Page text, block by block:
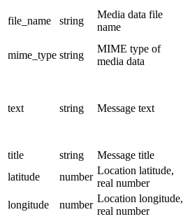
file_name string
Media data file
name
mime_type string
MIME type of
media data
text string Message text
title
string Message title
latitude
number
Location latitude,
real number
longitude
number
Location longitude,
real number